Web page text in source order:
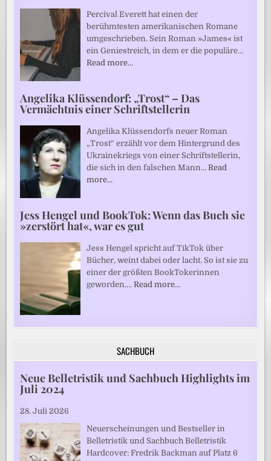
Percival Everett hat einen der
berühmtesten amerikanischen Romane
umgeschrieben. Sein Roman »James« ist
ein Geniestreich, in dem er die populäre…
Read more…
Angelika Klüssendorf: „Trost“ – Das
Vermächtnis einer Schriftstellerin
Angelika Klüssendorfs neuer Roman
„Trost“ erzählt vor dem Hintergrund des
Ukrainekriegs von einer Schriftstellerin,
die sich in den falschen Mann…Read
more…
Jess Hengel und BookTok: Wenn das Buch sie
»zerstört hat«, war es gut
Jess Hengel spricht auf TikTok über
Bücher, weint dabei oder lacht. So ist sie zu
einer der größten BookTokerinnen
geworden.…Read more…
SACHBUCH
Neue Belletristik und Sachbuch Highlights im
Juli 2024
28. Juli 2026
Neuerscheinungen und Bestseller in
Belletristik und Sachbuch Belletristik
Hardcover: Fredrik Backman auf Platz 6